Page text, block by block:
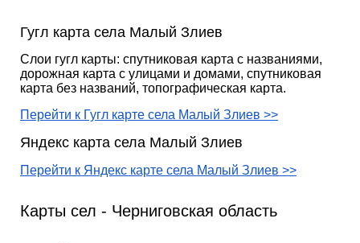
Гугл карта села Малый Злиев
Слои гугл карты: спутниковая карта с названиями,
дорожная карта с улицами и домами, спутниковая
карта без названий, топографическая карта.
Перейти к Гугл карте села Малый Злиев >>
Яндекс карта села Малый Злиев
Перейти к Яндекс карте села Малый Злиев >>
Карты сел - Черниговская область